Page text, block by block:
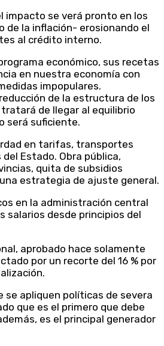
impacto se verá pronto en los
de la inflación- erosionando el
al crédito interno.
económico, sus recetas
en nuestra economía con
impopulares.
de la estructura de los
de llegar al equilibrio
será suficiente.
en tarifas, transportes
Estado. Obra pública,
quita de subsidios
estrategia de ajuste general.
en la administración central
salarios desde principios del
aprobado hace solamente
por un recorte del 16 % por
se apliquen políticas de severa
que es el primero que debe
es el principal generador